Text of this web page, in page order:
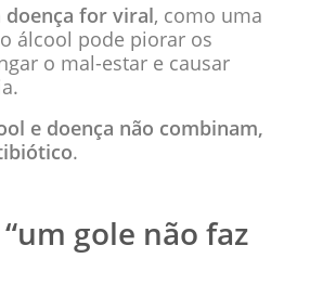
doença for viral, como uma
álcool pode piorar os
o mal-estar e causar
e doença não combinam,
.
gole não faz